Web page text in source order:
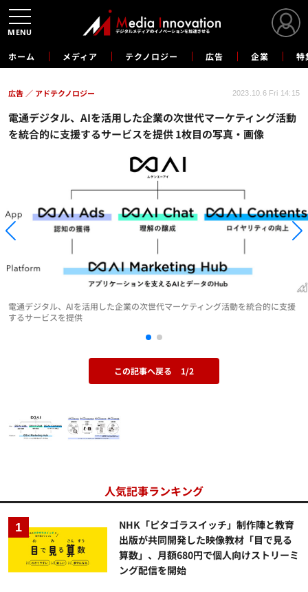
ホーム メディア テクノロジー 広告 企業 特
電通デジタル、AIを活用した企業の次世代マーケティング活動
を統合的に支援するサービスを提供 1枚目の写真・画像
広告 アドテクノロジー 2023.10.6 Fri 14:15
電通デジタル、AIを活用した企業の次世代マーケティング活動を統合的に支援
するサービスを提供
この記事へ戻る 1/2
人気記事ランキング
NHK「ピタゴラスイッチ」制作陣と教育
出版が共同開発した映像教材「目で見る
算数」、月額680円で個人向けストリーミ
ング配信を開始
MENU